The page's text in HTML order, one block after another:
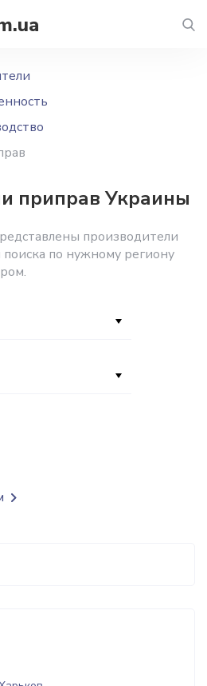
приправ Украины
производители
по нужному региону